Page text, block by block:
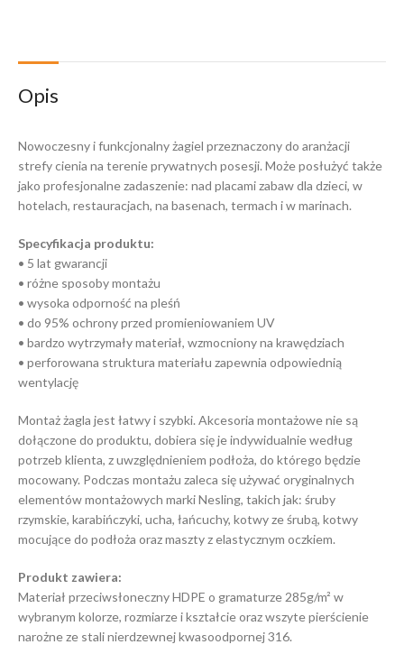
Opis
Nowoczesny i funkcjonalny żagiel przeznaczony do aranżacji
strefy cienia na terenie prywatnych posesji. Może posłużyć także
jako profesjonalne zadaszenie: nad placami zabaw dla dzieci, w
hotelach, restauracjach, na basenach, termach i w marinach.
Specyfikacja produktu:
• 5 lat gwarancji
• różne sposoby montażu
• wysoka odporność na pleśń
• do 95% ochrony przed promieniowaniem UV
• bardzo wytrzymały materiał, wzmocniony na krawędziach
• perforowana struktura materiału zapewnia odpowiednią
wentylację
Montaż żagla jest łatwy i szybki. Akcesoria montażowe nie są
dołączone do produktu, dobiera się je indywidualnie według
potrzeb klienta, z uwzględnieniem podłoża, do którego będzie
mocowany. Podczas montażu zaleca się używać oryginalnych
elementów montażowych marki Nesling, takich jak: śruby
rzymskie, karabińczyki, ucha, łańcuchy, kotwy ze śrubą, kotwy
mocujące do podłoża oraz maszty z elastycznym oczkiem.
Produkt zawiera:
Materiał przeciwsłoneczny HDPE o gramaturze 285g/m² w
wybranym kolorze, rozmiarze i kształcie oraz wszyte pierścienie
narożne ze stali nierdzewnej kwasoodpornej 316.